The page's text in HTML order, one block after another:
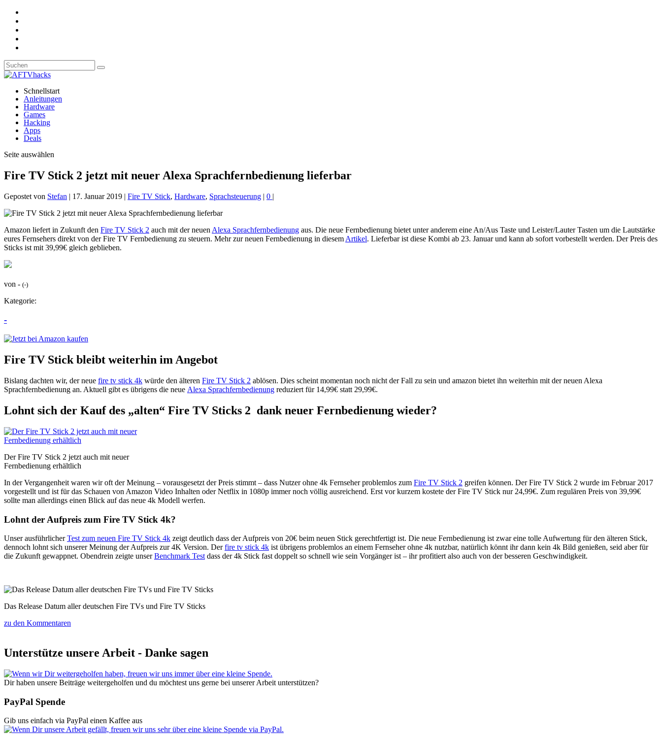
Schnellstart
Anleitungen
Hardware
Games
Hacking
Apps
Deals
Seite auswählen
Fire TV Stick 2 jetzt mit neuer Alexa Sprachfernbedienung lieferbar
Gepostet von Stefan | 17. Januar 2019 | Fire TV Stick, Hardware, Sprachsteuerung | 0 |
Amazon liefert in Zukunft den Fire TV Stick 2 auch mit der neuen Alexa Sprachfernbedienung aus. Die neue Fernbedienung bietet unter anderem eine An/Aus Taste und Leister/Lauter Tasten um die Lautstärke
eures Fernsehers direkt von der Fire TV Fernbedienung zu steuern. Mehr zur neuen Fernbedienung in diesem Artikel. Lieferbar ist diese Kombi ab 23. Januar und kann ab sofort vorbestellt werden. Der Preis des
Sticks ist mit 39,99€ gleich geblieben.
von - (-)
Kategorie:
-
Fire TV Stick bleibt weiterhin im Angebot
Bislang dachten wir, der neue fire tv stick 4k würde den älteren Fire TV Stick 2 ablösen. Dies scheint momentan noch nicht der Fall zu sein und amazon bietet ihn weiterhin mit der neuen Alexa
Sprachfernbedienung an. Aktuell gibt es übrigens die neue Alexa Sprachfernbedienung reduziert für 14,99€ statt 29,99€.
Lohnt sich der Kauf des „alten“ Fire TV Sticks 2 dank neuer Fernbedienung wieder?
Der Fire TV Stick 2 jetzt auch mit neuer
Fernbedienung erhältlich
In der Vergangenheit waren wir oft der Meinung – vorausgesetzt der Preis stimmt – dass Nutzer ohne 4k Fernseher problemlos zum Fire TV Stick 2 greifen können. Der Fire TV Stick 2 wurde im Februar 2017
vorgestellt und ist für das Schauen von Amazon Video Inhalten oder Netflix in 1080p immer noch völlig ausreichend. Erst vor kurzem kostete der Fire TV Stick nur 24,99€. Zum regulären Preis von 39,99€
sollte man allerdings einen Blick auf das neue 4k Modell werfen.
Lohnt der Aufpreis zum Fire TV Stick 4k?
Unser ausführlicherTest zum neuen Fire TV Stick 4k zeigt deutlich dass der Aufpreis von 20€ beim neuen Stick gerechtfertigt ist. Die neue Fernbedienung ist zwar eine tolle Aufwertung für den älteren Stick,
dennoch lohnt sich unserer Meinung der Aufpreis zur 4K Version. Derfire tv stick 4k ist übrigens problemlos an einem Fernseher ohne 4k nutzbar, natürlich könnt ihr dann kein 4k Bild genießen, seid aber für
die Zukunft gewappnet. Obendrein zeigte unserBenchmark Test dass der 4k Stick fast doppelt so schnell wie sein Vorgänger ist – ihr profitiert also auch von der besseren Geschwindigkeit.
Das Release Datum aller deutschen Fire TVs und Fire TV Sticks
zu den Kommentaren
Unterstütze unsere Arbeit - Danke sagen
Dir haben unsere Beiträge weitergeholfen und du möchtest uns gerne bei unserer Arbeit unterstützen?
PayPal Spende
Gib uns einfach via PayPal einen Kaffee aus